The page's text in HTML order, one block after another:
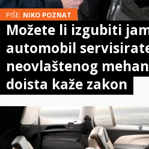
PIŠE: NIKO POZNAT
Možete li izgubiti
automobil
neovlaštenog
doista kaže zakon